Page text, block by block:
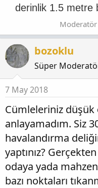
derinlik 1.5 metre
Moderatör
bozoklu
Süper
7 May 2018
Cümleleriniz
anlayamadım. Siz
havalandırma
yaptınız?
odaya yada
bazı noktaları